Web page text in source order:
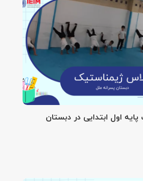
اول ابتدایی در دبستان